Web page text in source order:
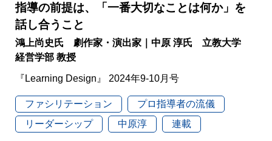
指導の前提は、「一番大切なことは何か」を
話し合うこと
鴻上尚史氏 劇作家・演出家｜中原 淳氏 立教大学
経営学部 教授
『Learning Design』 2024年9-10月号
ファシリテーション
プロ指導者の流儀
リーダーシップ
中原淳 連載